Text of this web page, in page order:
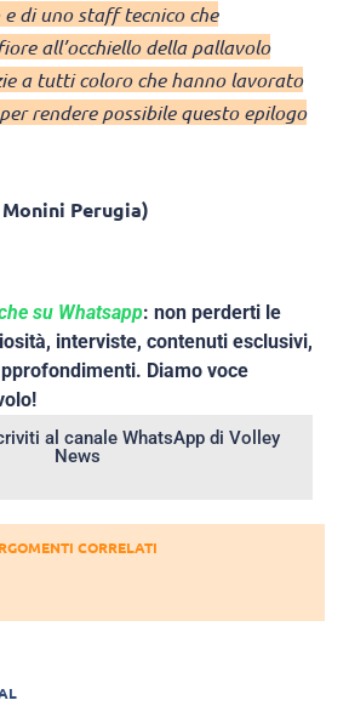
di uno staff tecnico che
all’occhiello della pallavolo
a tutti coloro che hanno lavorato
rendere possibile questo epilogo
Perugia)
su Whatsapp: non perderti le
interviste, contenuti esclusivi,
Diamo voce
al canale WhatsApp di Volley
News
CORRELATI